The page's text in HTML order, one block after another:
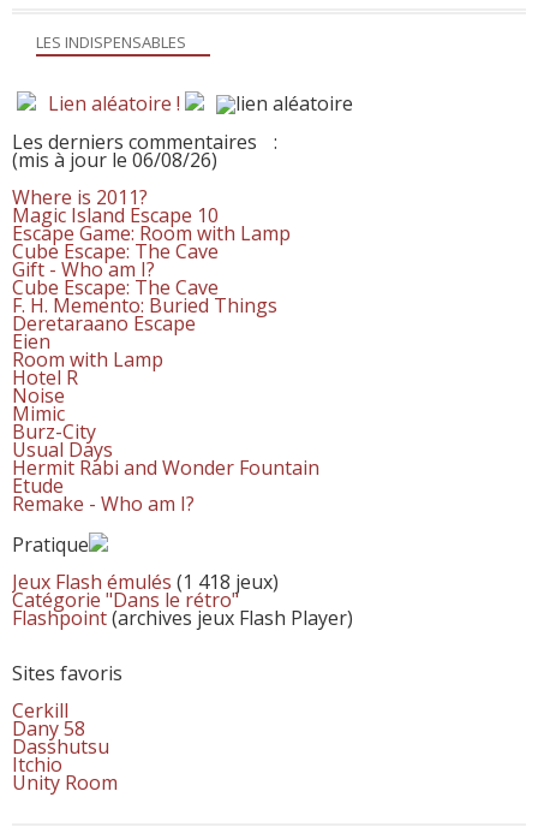
LES INDISPENSABLES
Lien aléatoire !
Les derniers commentaires
:
(mis à jour le 06/08/26)
Where is 2011?
Magic Island Escape 10
Escape Game: Room with Lamp
Cube Escape: The Cave
Gift - Who am I?
Cube Escape: The Cave
F. H. Memento: Buried Things
Deretaraano Escape
Eien
Room with Lamp
Hotel R
Noise
Mimic
Burz-City
Usual Days
Hermit Rabi and Wonder Fountain
Etude
Remake - Who am I?
Pratique
Jeux Flash émulés (1 418 jeux)
Catégorie "Dans le rétro"
Flashpoint(archives jeux Flash Player)
Sites favoris
Cerkill
Dany 58
Dasshutsu
Itchio
Unity Room